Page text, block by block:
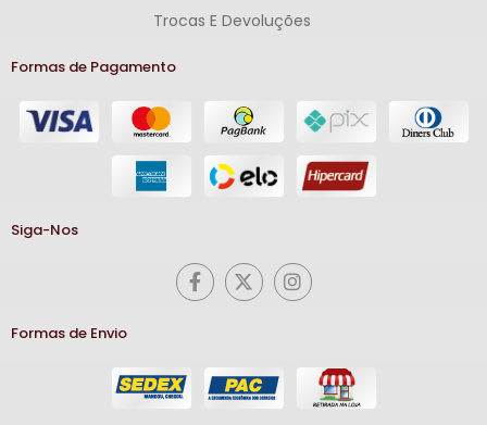
Trocas E Devoluções
Formas de Pagamento
Siga-Nos
Formas de Envio